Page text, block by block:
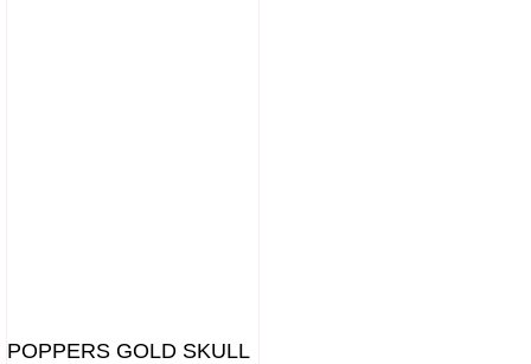
POPPERS GOLD SKULL